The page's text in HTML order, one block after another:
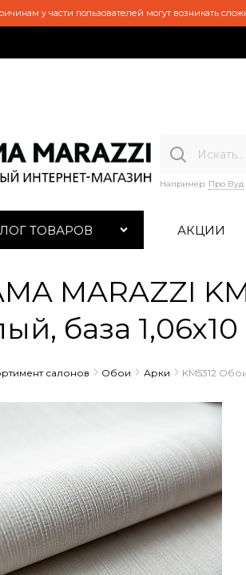
у части пользователей могут возникать
Например: Про Вуд
ТОВАРОВ АКЦИИ
MARAZZI
база
салонов Обои Арки KM5312